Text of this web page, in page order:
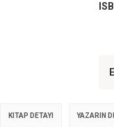
KITAP DETAYI YAZARIN